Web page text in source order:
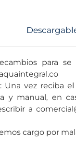
para
Una vez reciba
y manual, en
a
cargo por